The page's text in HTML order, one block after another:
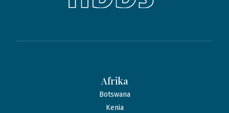
Afrika
Botswana
Kenia